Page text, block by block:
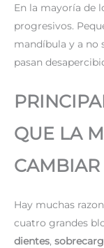
En la mayoría de
progresivos.
mandíbula y a no
pasan
QUE LA
Hay muchas
cuatro grandes
dientes,